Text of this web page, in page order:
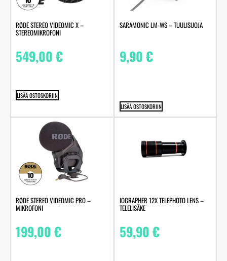
RØDE STEREO VIDEOMIC X –
STEREOMIKROFONI
549,00€
LISÄÄ OSTOSKORIIN
SARAMONIC LM-WS – TUULISUOJA
9,90€
LISÄÄ OSTOSKORIIN
RØDE STEREO VIDEOMIC PRO –
MIKROFONI
199,00€
IOGRAPHER 12X TELEPHOTO LENS –
TELELISÄKE
59,90€